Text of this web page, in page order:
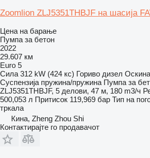
Zoomlion ZLJ5351THBJF на шасија
Цена на барање
Пумпа за бетон
2022
29.607 км
Euro 5
Сила 312 kW (424 кс) Гориво дизел
Суспензија пружина/пружина Пумпа за
ZLJ5351THBJF, 5 делови, 47 м, 180 m3/ч
500,053 л Притисок 119,969 бар Тип на
тркала
Кина, Zheng Zhou Shi
Контактирајте го продавачот